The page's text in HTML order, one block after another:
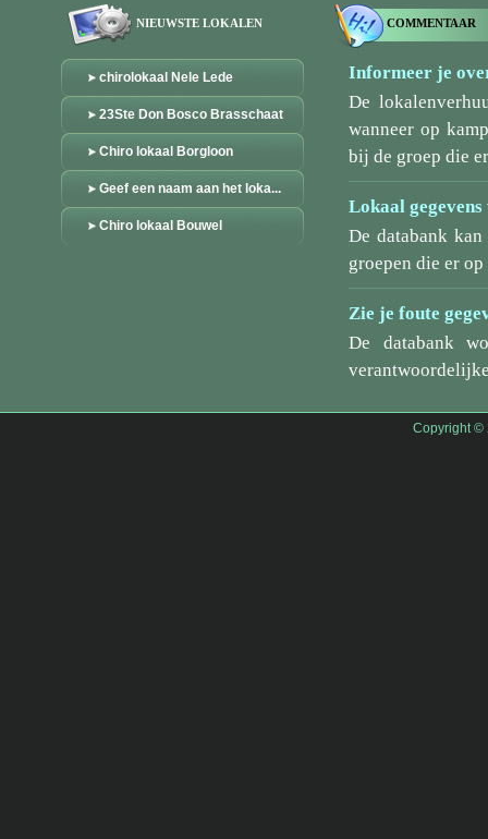
NIEUWSTE LOKALEN
chirolokaal Nele Lede
23Ste Don Bosco Brasschaat
Chiro lokaal Borgloon
Geef een naam aan het loka...
Chiro lokaal Bouwel
COMMENTAAR
Informeer je
De
wanneer op
bij de groep die
Lokaal
De databank
groepen die er
Zie je foute
De databank
Copyright ©